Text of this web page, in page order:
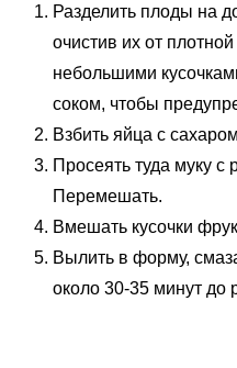
Разделить плоды на
очистив их от
небольшими
соком, чтобы
Взбить яйца с
Просеять туда муку с
Перемешать.
Вмешать кусочки
Вылить в форму,
около 30-35 минут до